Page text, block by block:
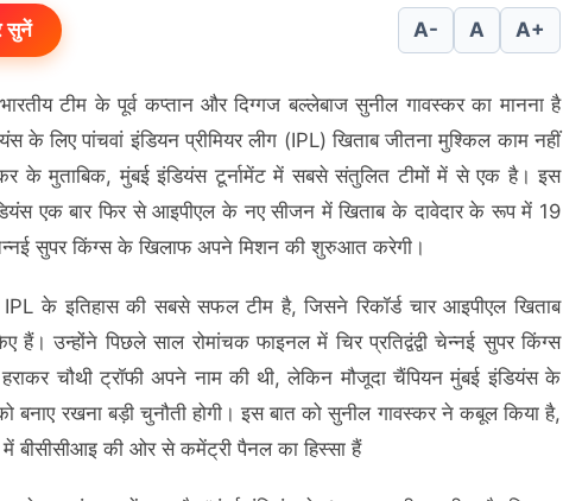
सुनें A- A A+
भारतीय टीम के पूर्व कप्तान और दिग्गज बल्लेबाज सुनील गावस्कर का मानना है
के लिए पांचवां इंडियन प्रीमियर लीग (IPL) खिताब जीतना मुश्किल काम नहीं
के मुताबिक, मुंबई इंडियंस टूर्नामेंट में सबसे संतुलित टीमों में से एक है। इस
एक बार फिर से आइपीएल के नए सीजन में खिताब के दावेदार के रूप में 19
सुपर किंग्स के खिलाफ अपने मिशन की शुरुआत करेगी।
के इतिहास की सबसे सफल टीम है, जिसने रिकॉर्ड चार आइपीएल खिताब
हैं। उन्होंने पिछले साल रोमांचक फाइनल में चिर प्रतिद्वंद्वी चेन्नई सुपर किंग्स
चौथी ट्रॉफी अपने नाम की थी, लेकिन मौजूदा चैंपियन मुंबई इंडियंस के
बनाए रखना बड़ी चुनौती होगी। इस बात को सुनील गावस्कर ने कबूल किया है,
बीसीसीआइ की ओर से कमेंट्री पैनल का हिस्सा हैं